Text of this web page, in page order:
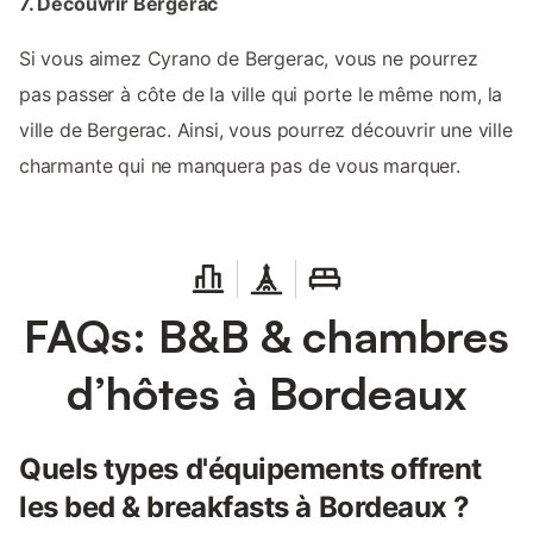
Si vous aimez Cyrano de Bergerac, vous ne pourrez
pas passer à côte de la ville qui porte le même nom, la
ville de Bergerac. Ainsi, vous pourrez découvrir une ville
charmante qui ne manquera pas de vous marquer.
FAQs: B&B & chambres
d’hôtes à Bordeaux
Quels types d'équipements offrent
les bed & breakfasts à Bordeaux ?